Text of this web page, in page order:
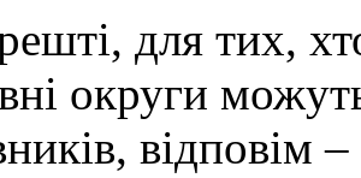
для тих,
округи
відповім